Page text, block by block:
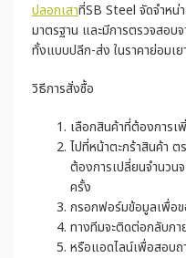
ปลอกเสาที่SB Steel จัดจำหน่
มาตรฐาน และมีการตรวจสอบ
ทั้งแบบปลีก-ส่ง ในราคาย่อมเ
วิธีการสั่งซื้อ
เลือกสินค้าที่ต้องการเ
ไปที่หน้าตะกร้าสินค้า
ต้องการเปลี่ยนจำนวน
ครั้ง
กรอกฟอร์มข้อมูลเพื่อข
ทางทีมจะติดต่อกลับภา
หรือแอดไลน์เพื่อสอบถ